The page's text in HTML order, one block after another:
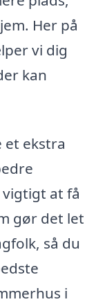
Her på
vi dig
kan
et ekstra
at få
gør det let
så du
i